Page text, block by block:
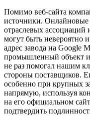
Помимо веб-сайта
источники. Онлайновые
отраслевых ассоциаций
могут быть невероятно
адрес завода на Google
промышленный объект
не раз помогал нашим
стороны поставщиков.
особенно при крупных
напрямую, используя
на его официальном
подтвердить